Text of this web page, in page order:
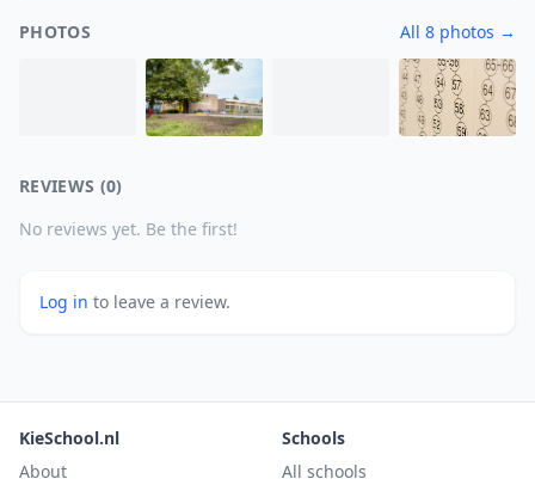
PHOTOS All 8 photos →
REVIEWS (0)
No reviews yet. Be the first!
Log in to leave a review.
KieSchool.nl
About
Schools
All schools